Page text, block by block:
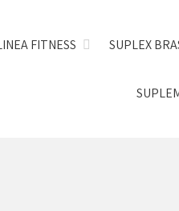
FITNESS SUPLEX